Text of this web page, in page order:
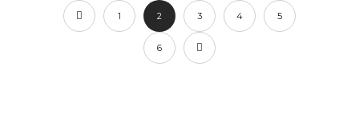
1 2 3 4 5
6